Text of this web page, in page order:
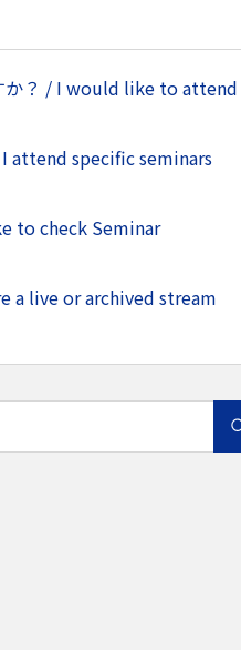
か？ / I would like to attend
I attend specific seminars
to check Seminar
a live or archived stream